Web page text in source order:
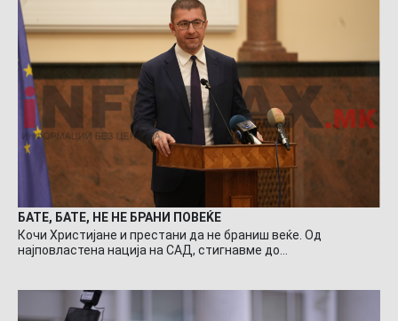
БАТЕ, БАТЕ, НЕ НЕ БРАНИ ПОВЕЌЕ
Кочи Христијане и престани да не браниш веќе. Од
најповластена нација на САД, стигнавме до…